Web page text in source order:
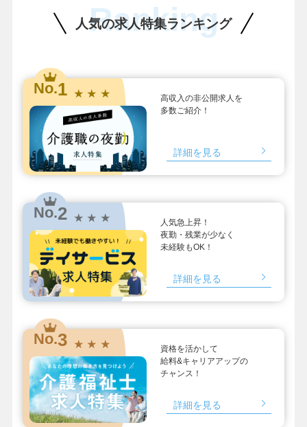
人気の求人特集ランキング
Ranking
No.1 ★ ★ ★
高収入の非公開求人を
多数ご紹介！
詳細を見る
No.2 ★ ★ ★
人気急上昇！
夜勤・残業が少なく
未経験もOK！
詳細を見る
No.3 ★ ★ ★
資格を活かして
給料&キャリアアップの
チャンス！
詳細を見る